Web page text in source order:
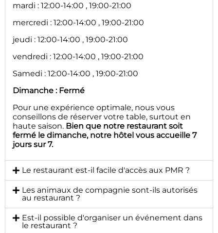
mardi : 12:00-14:00 , 19:00-21:00
mercredi : 12:00-14:00 , 19:00-21:00
jeudi : 12:00-14:00 , 19:00-21:00
vendredi : 12:00-14:00 , 19:00-21:00
Samedi : 12:00-14:00 , 19:00-21:00
Dimanche : Fermé
Pour une expérience optimale, nous vous
conseillons de réserver votre table, surtout en
haute saison. Bien que notre restaurant soit
fermé le dimanche, notre hôtel vous accueille 7
jours sur 7.
Le restaurant est-il facile d'accès aux PMR ?
Les animaux de compagnie sont-ils autorisés
au restaurant ?
Est-il possible d'organiser un événement dans
le restaurant ?